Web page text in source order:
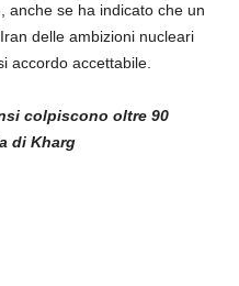
anche se ha indicato che un
delle ambizioni nucleari
accordo accettabile.
colpiscono oltre 90
di Kharg